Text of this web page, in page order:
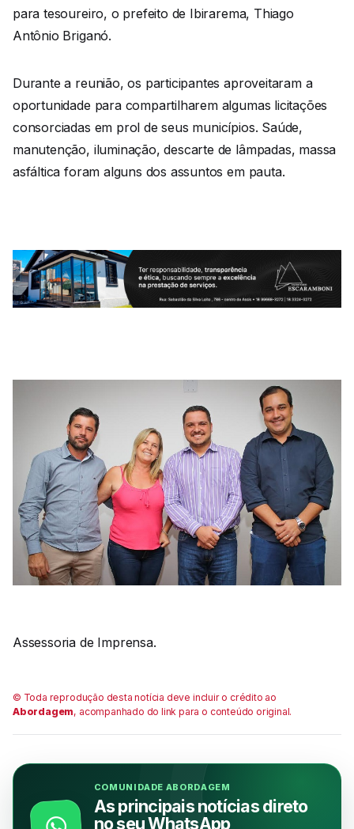
para tesoureiro, o prefeito de Ibirarema, Thiago
Antônio Briganó.
Durante a reunião, os participantes aproveitaram a
oportunidade para compartilharem algumas licitações
consorciadas em prol de seus municípios. Saúde,
manutenção, iluminação, descarte de lâmpadas, massa
asfáltica foram alguns dos assuntos em pauta.
Assessoria de Imprensa.
© Toda reprodução desta notícia deve incluir o crédito ao
Abordagem, acompanhado do link para o conteúdo original.
COMUNIDADE ABORDAGEM
As principais notícias direto
no seu WhatsApp